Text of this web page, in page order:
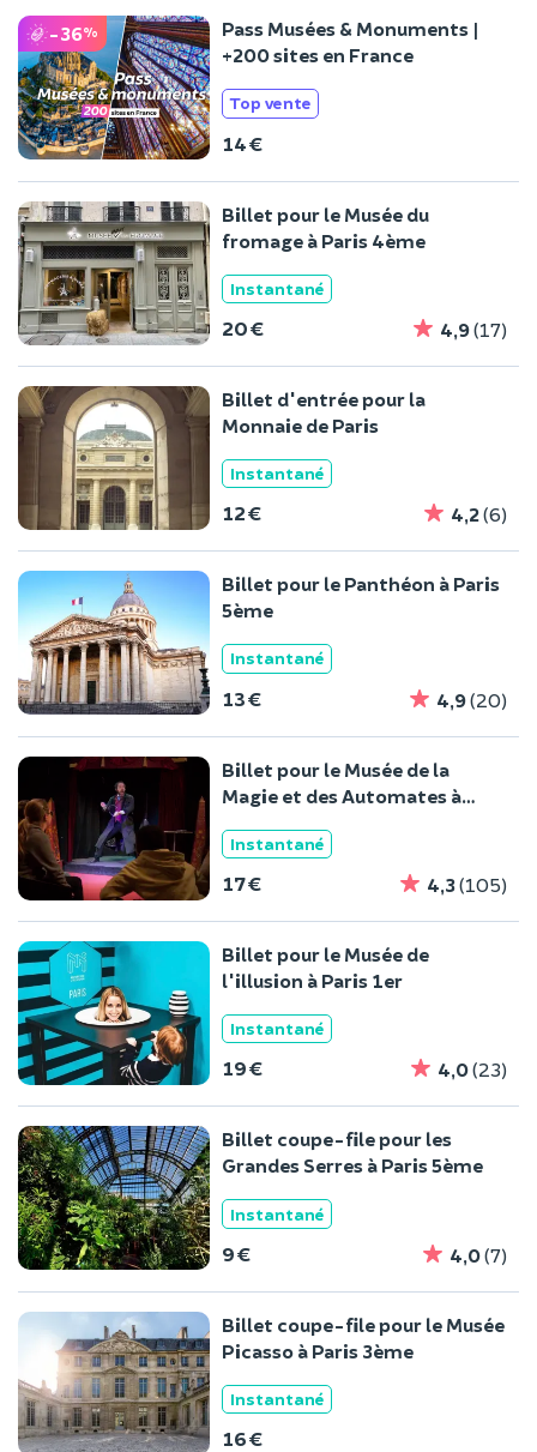
-36%
Pass Musées & Monuments |
+200 sites en France
Top vente
14 €
Billet pour le Musée du
fromage à Paris 4ème
Instantané
20 € 4,9(17)
Billet d'entrée pour la
Monnaie de Paris
Instantané
12 € 4,2(6)
Billet pour le Panthéon à Paris
5ème
Instantané
13 € 4,9(20)
Billet pour le Musée de la
Magie et des Automates à
Instantané
17 € 4,3(105)
Billet pour le Musée de
l'illusion à Paris 1er
Instantané
19 € 4,0(23)
Billet coupe-file pour les
Grandes Serres à Paris 5ème
Instantané
9 € 4,0(7)
Billet coupe-file pour le Musée
Picasso à Paris 3ème
Instantané
16 €